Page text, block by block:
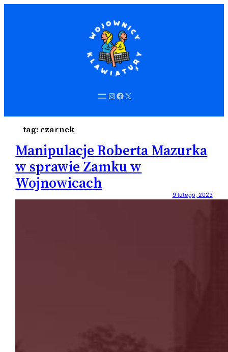
Instagram
Facebook
X
tag: czarnek
Manipulacje Roberta Mazurka
w sprawie Zamku w
Wojnowicach
9 lutego, 2023